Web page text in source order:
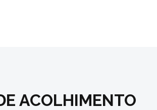
ACOLHIMENTO